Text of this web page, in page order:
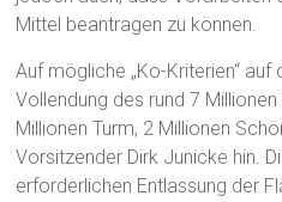
Mittel beantragen zu können.
Auf mögliche „Ko-Kriterien“
Vollendung des rund 7
Millionen Turm, 2 Millionen
Vorsitzender Dirk Junicke hin.
erforderlichen Entlassung der